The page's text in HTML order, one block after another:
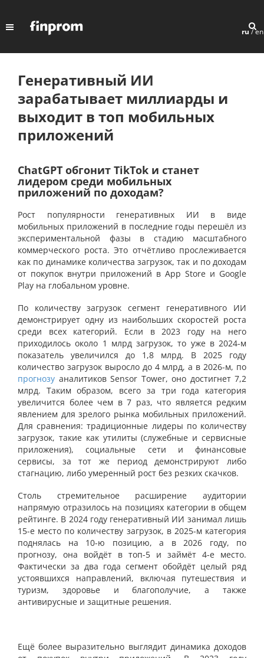
ru/en
Генеративный ИИ
зарабатывает миллиарды и
выходит в топ мобильных
приложений
ChatGPT обгонит TikTok и станет
лидером среди мобильных
приложений по доходам?
Рост популярности генеративных ИИ в виде
мобильных приложений в последние годы перешёл из
экспериментальной фазы в стадию масштабного
коммерческого роста. Это отчётливо прослеживается
как по динамике количества загрузок, так и по доходам
от покупок внутри приложений в App Store и Google
Play на глобальном уровне.
По количеству загрузок сегмент генеративного ИИ
демонстрирует одну из наибольших скоростей роста
среди всех категорий. Если в 2023 году на него
приходилось около 1 млрд загрузок, то уже в 2024-м
показатель увеличился до 1,8 млрд. В 2025 году
количество загрузок выросло до 4 млрд, а в 2026-м, по
прогнозу аналитиков Sensor Tower, оно достигнет 7,2
млрд. Таким образом, всего за три года категория
увеличится более чем в 7 раз, что является редким
явлением для зрелого рынка мобильных приложений.
Для сравнения: традиционные лидеры по количеству
загрузок, такие как утилиты (служебные и сервисные
приложения), социальные сети и финансовые
сервисы, за тот же период демонстрируют либо
стагнацию, либо умеренный рост без резких скачков.
Столь стремительное расширение аудитории
напрямую отразилось на позициях категории в общем
рейтинге. В 2024 году генеративный ИИ занимал лишь
15-е место по количеству загрузок, в 2025-м категория
поднялась на 10-ю позицию, а в 2026 году, по
прогнозу, она войдёт в топ-5 и займёт 4-е место.
Фактически за два года сегмент обойдёт целый ряд
устоявшихся направлений, включая путешествия и
туризм, здоровье и благополучие, а также
антивирусные и защитные решения.
Ещё более выразительно выглядит динамика доходов